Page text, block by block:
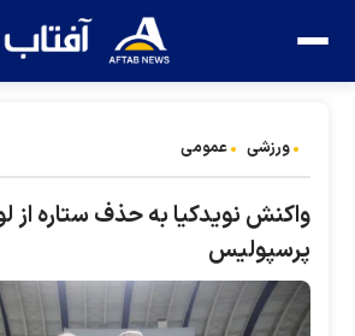
ورزشی عمومی
واکنش نویدکیا به حذف ستاره از
پرسپولیس